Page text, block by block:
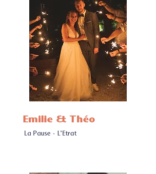
Emilie & Théo
La Pause - L'Etrat